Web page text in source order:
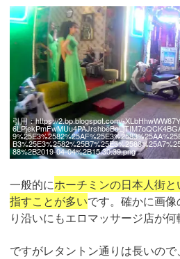
引用：https://2.bp.blogspot.com/-
88%2B2019-04-04%2B15.30.39.png
一般的にホーチミンの日本人街
指すことが多いです。確かに画
り沿いにもエロマッサージ店が何
ですがレタントン通りは長いので、